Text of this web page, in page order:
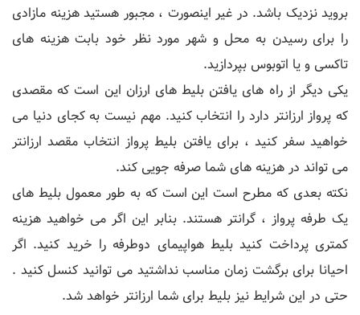
بروید نزدیک باشد. در غیر اینصورت ، مجبور هستید هزینه مازادی
را برای رسیدن به محل و شهر مورد نظر خود بابت هزینه های
تاکسی و یا اتوبوس بپردازید.
یکی دیگر از راه های یافتن بلیط های ارزان این است که مقصدی
که پرواز ارزانتر دارد را انتخاب کنید. مهم نیست به کجای دنیا می
خواهید سفر کنید ، برای یافتن بلیط پرواز انتخاب مقصد ارزانتر
می تواند در هزینه های شما صرفه جویی کند.
نکته بعدی که مطرح است این است که به طور معمول بلیط های
یک طرفه پرواز ، گرانتر هستند. بنابر این اگر می خواهید هزینه
کمتری پرداخت کنید بلیط هواپیمای دوطرفه را خرید کنید. اگر
احیانا برای برگشت زمان مناسب نداشتید می توانید کنسل کنید .
حتی در این شرایط نیز بلیط برای شما ارزانتر خواهد شد.